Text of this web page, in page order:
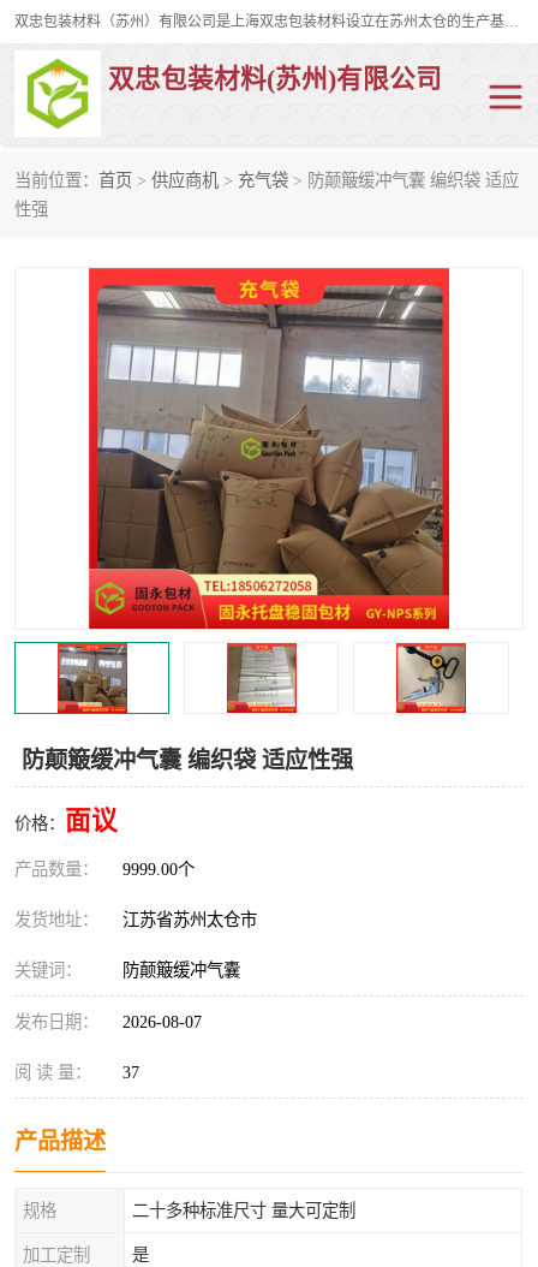
双忠包装材料（苏州）有限公司是上海双忠包装材料设立在苏州太仓的生产基地，占地约2万平米，产品主要有打孔缠绕膜，拉伸蜂窝纸，集装箱充气袋，滑托板，打包带，裹包网兜，防滑纸等箱体和托盘的运输和保护性包材。固永包材®，GooYon Pack®，是我们保护性包装材料的专属品牌。
双忠包装材料(苏州)有限公司
当前位置： 首页 > 供应商机 > 充气袋 > 防颠簸缓冲气囊 编织袋 适应
性强
防颠簸缓冲气囊 编织袋 适应性强
价格： 面议
产品数量： 9999.00个
发货地址： 江苏省苏州太仓市
关键词： 防颠簸缓冲气囊
发布日期： 2026-08-07
阅 读 量： 37
产品描述
规格 二十多种标准尺寸 量大可定制
加工定制 是
打孔缠绕膜
裹包网兜 纤维打包带
充气袋
缠绕膜
托盘裹包网兜
托盘捆绑带